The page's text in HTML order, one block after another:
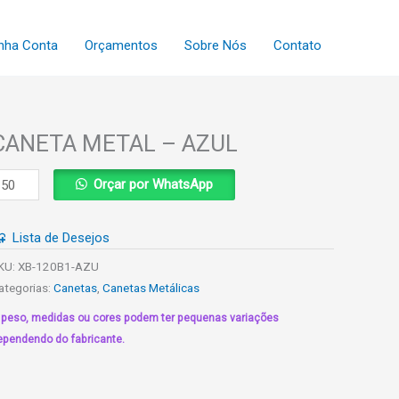
Conta Orçamentos Sobre Nós Contato
METAL – AZUL
Orçar por WhatsApp
Lista de Desejos
XB-120B1-AZU
Canetas ,Canetas Metálicas
peso, medidas ou cores podem ter pequenas variações
do fabricante.